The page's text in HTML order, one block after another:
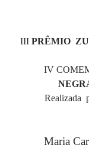
III PRÊMIO
IV
Realizada
Maria